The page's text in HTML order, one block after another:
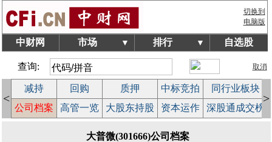
切换到
电脑版
中财网 市场 ▼ 排行 ▼ 自选股
查询: 取消
<
减持 回购 质押 中标竞拍
同行业板块
公司档案 高管一览 大股东持股 资本运作 深股通成交榜
>
大普微(301666)公司档案